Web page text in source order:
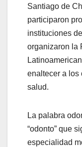
Santiago de
participaron
instituciones
organizaron la
enaltecer a los
salud.
La palabra
“odonto” que
especialidad